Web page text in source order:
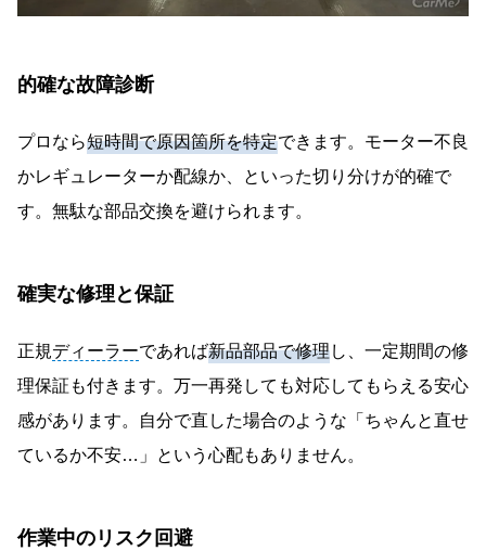
的確な故障診断
プロなら短時間で原因箇所を特定できます。モーター不良
かレギュレーターか配線か、といった切り分けが的確で
す。無駄な部品交換を避けられます。
確実な修理と保証
正規ディーラーであれば新品部品で修理し、一定期間の修
理保証も付きます。万一再発しても対応してもらえる安心
感があります。自分で直した場合のような「ちゃんと直せ
ているか不安…」という心配もありません。
作業中のリスク回避